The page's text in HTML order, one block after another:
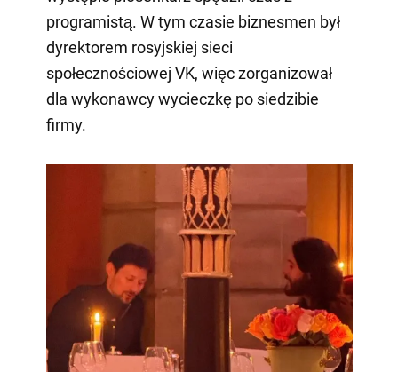
programistą. W tym czasie biznesmen był
dyrektorem rosyjskiej sieci
społecznościowej VK, więc zorganizował
dla wykonawcy wycieczkę po siedzibie
firmy.